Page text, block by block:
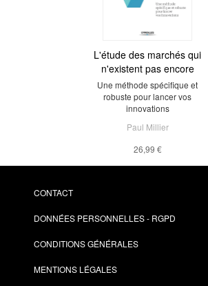
L'étude des marchés qui
n'existent pas encore
Une méthode spécifique et
robuste pour lancer vos
innovations
Paul Millier
26,99 €
CONTACT
DONNÉES PERSONNELLES - RGPD
CONDITIONS GÉNÉRALES
MENTIONS LÉGALES